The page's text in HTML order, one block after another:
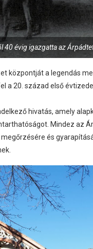
40 évig igazgatta az
központját a legendás
a 20. század első
hivatás, amely
Mindez az
és